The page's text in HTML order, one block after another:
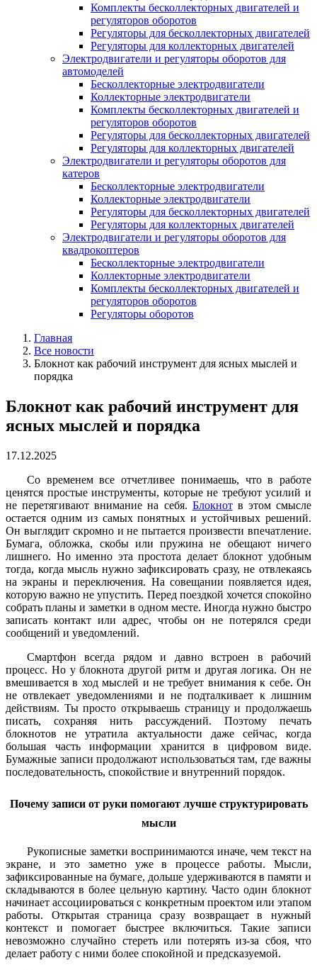
Комплекты бесколлекторных двигателей и
регуляторов оборотов
Регуляторы для бесколлекторных двигателей
Регуляторы для коллекторных двигателей
Электродвигатели и регуляторы оборотов для
автомоделей
Бесколлекторные электродвигатели
Коллекторные электродвигатели
Комплекты бесколлекторных двигателей и
регуляторов оборотов
Регуляторы для бесколлекторных двигателей
Регуляторы для коллекторных двигателей
Электродвигатели и регуляторы оборотов для
катеров
Бесколлекторные электродвигатели
Коллекторные электродвигатели
Регуляторы для бесколлекторных двигателей
Регуляторы для коллекторных двигателей
Электродвигатели и регуляторы оборотов для
квадрокоптеров
Бесколлекторные электродвигатели
Коллекторные электродвигатели
Комплекты бесколлекторных двигателей и
регуляторов оборотов
Регуляторы оборотов
Главная
Все новости
Блокнот как рабочий инструмент для ясных мыслей и
порядка
Блокнот как рабочий инструмент для
ясных мыслей и порядка
17.12.2025
Со временем все отчетливее понимаешь, что в работе
ценятся простые инструменты, которые не требуют усилий и
не перетягивают внимание на себя. Блокнотв этом смысле
остается одним из самых понятных и устойчивых решений.
Он выглядит скромно и не пытается произвести впечатление.
Бумага, обложка, скобы или пружина не обещают ничего
лишнего. Но именно эта простота делает блокнот удобным
тогда, когда мысль нужно зафиксировать сразу, не отвлекаясь
на экраны и переключения. На совещании появляется идея,
которую важно не упустить. Перед поездкой хочется спокойно
собрать планы и заметки в одном месте. Иногда нужно быстро
записать контакт или адрес, чтобы он не потерялся среди
сообщений и уведомлений.
Смартфон всегда рядом и давно встроен в рабочий
процесс. Но у блокнота другой ритм и другая логика. Он не
вмешивается в ход мыслей и не требует внимания к себе. Он
не отвлекает уведомлениями и не подталкивает к лишним
действиям. Ты просто открываешь страницу и продолжаешь
писать, сохраняя нить рассуждений. Поэтому печать
блокнотов не утратила актуальности даже сейчас, когда
большая часть информации хранится в цифровом виде.
Бумажные записи продолжают использоваться там, где важны
последовательность, спокойствие и внутренний порядок.
Почему записи от руки помогают лучше структурировать
мысли
Рукописные заметки воспринимаются иначе, чем текст на
экране, и это заметно уже в процессе работы. Мысли,
зафиксированные на бумаге, дольше удерживаются в памяти и
складываются в более цельную картину. Часто один блокнот
начинает ассоциироваться с конкретным проектом или этапом
работы. Открытая страница сразу возвращает в нужный
контекст и помогает быстрее включиться. Такие записи
невозможно случайно стереть или потерять из-за сбоя, что
делает работу с ними более спокойной и предсказуемой.